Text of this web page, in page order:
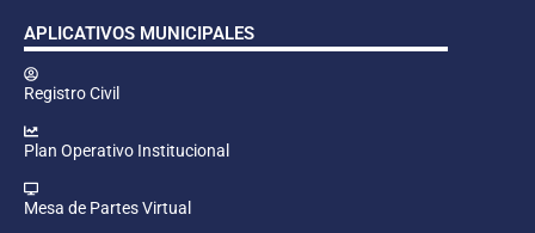
APLICATIVOS MUNICIPALES
Registro Civil
Plan Operativo Institucional
Mesa de Partes Virtual